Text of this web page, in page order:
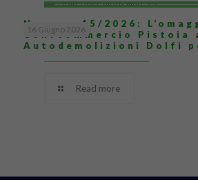
16 Giugno 2026
Numero 15/2026:
Confcommercio Pistoia
Autodemolizioni Dolfi
Read more